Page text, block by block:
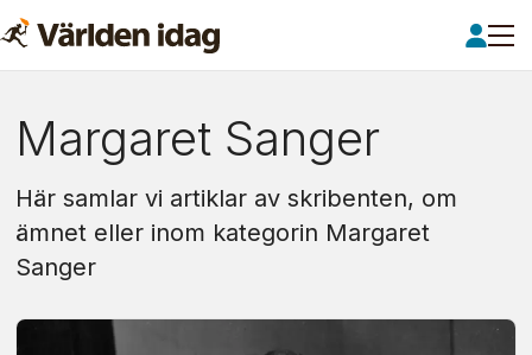
Om:
margaret
sanger
Margaret Sanger
Här samlar vi artiklar av skribenten, om
ämnet eller inom kategorin Margaret
Sanger